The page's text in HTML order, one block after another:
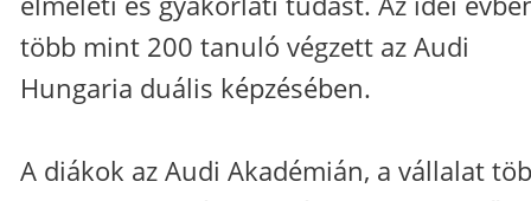
több mint 200 tanuló végzett az Audi
Hungaria duális képzésében.
A diákok az Audi Akadémián, a vállalat